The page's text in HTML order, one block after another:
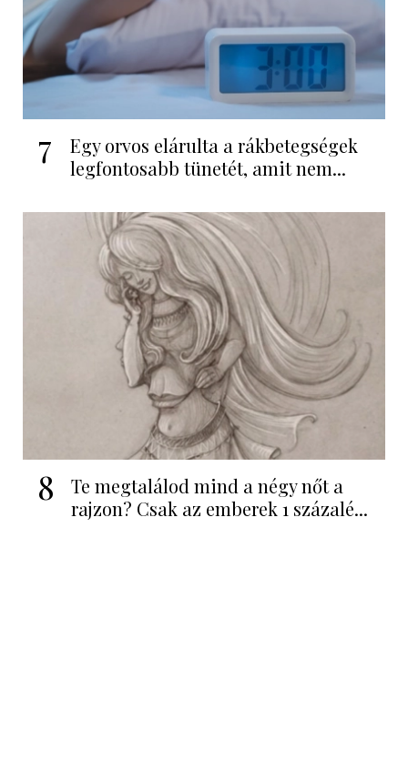
7
Egy orvos elárulta a rákbetegségek
legfontosabb tünetét, amit nem...
8
Te megtalálod mind a négy nőt a
rajzon? Csak az emberek 1 százalé...